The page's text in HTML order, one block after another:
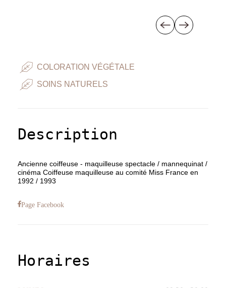
COLORATION VÉGÉTALE
SOINS NATURELS
Description
Ancienne coiffeuse - maquilleuse spectacle / mannequinat /
cinéma Coiffeuse maquilleuse au comité Miss France en
1992 / 1993
Page Facebook
Horaires